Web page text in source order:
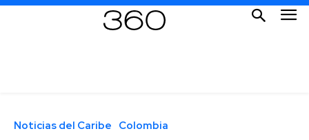
Noticias del Caribe Colombia